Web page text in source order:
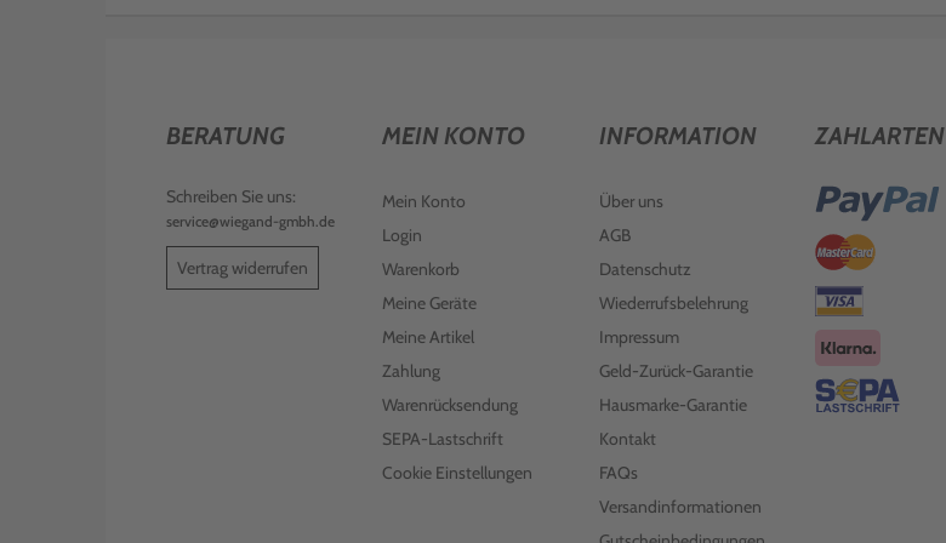
BERATUNG
Schreiben Sie uns:
service@wiegand-gmbh.de
Vertrag widerrufen
MEIN KONTO
Mein Konto
Login
Warenkorb
Meine Geräte
Meine Artikel
Zahlung
Warenrücksendung
SEPA-Lastschrift
Cookie Einstellungen
INFORMATION
Über uns
AGB
Datenschutz
Wiederrufsbelehrung
Impressum
Geld-Zurück-Garantie
Hausmarke-Garantie
Kontakt
FAQs
Versandinformationen
ZAHLARTEN